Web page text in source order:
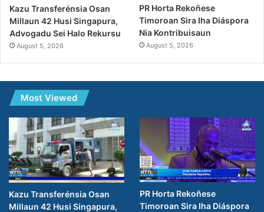
Kazu Transferénsia Osan
Millaun 42 Husi Singapura,
Advogadu Sei Halo Rekursu
August 5, 2026
PR Horta Rekoñese
Timoroan Sira Iha Diáspora
Nia Kontribuisaun
August 5, 2026
Most Viewed
Kazu Transferénsia Osan
Millaun 42 Husi Singapura,
PR Horta Rekoñese
Timoroan Sira Iha Diáspora